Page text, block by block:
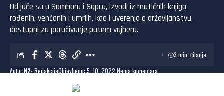
Od juče su u Somboru i Šapcu, izvodi iz matičnih knjiga
rođenih, venčanih i umrlih, kao i uverenja o državljanstvu,
dostupni za poručivanje putem vajbera.
Autor:N2- RedakcijaObjavljeno: 5. 10. 2022. Nema komentara
3 min. čitanja